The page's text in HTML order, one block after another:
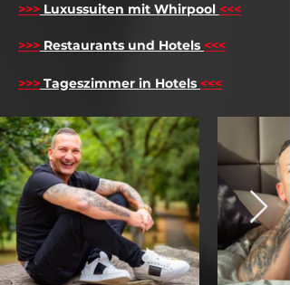
>>> Luxussuiten mit Whirpool <<<
>>> Restaurants und Hotels <<<
>>> Tageszimmer in Hotels <<<